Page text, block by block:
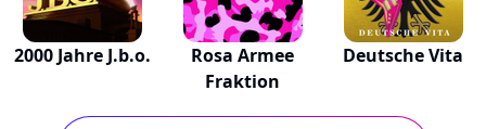
2000 Jahre J.b.o.
Rosa Armee
Fraktion
Deutsche Vita